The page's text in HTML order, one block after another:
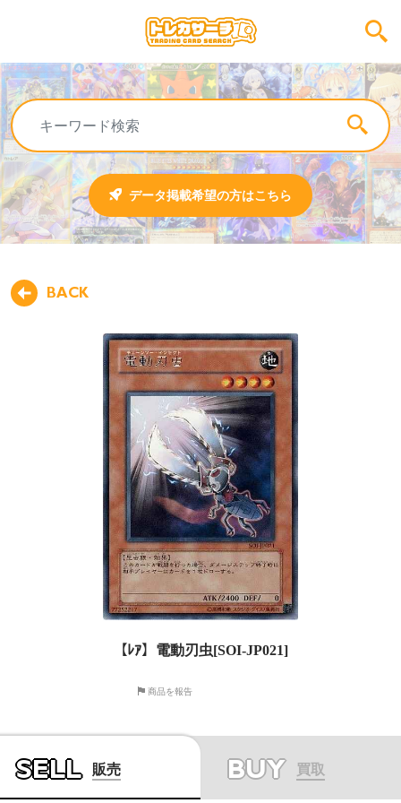
データ掲載希望の方はこちら
BACK
【ﾚｱ】電動刃虫[SOI-JP021]
商品を報告
SELL 販売 BUY 買取